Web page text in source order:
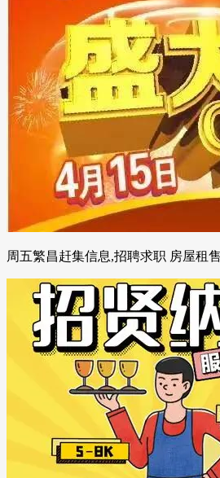
周五繁昌赶集信息,招聘求职 房屋租